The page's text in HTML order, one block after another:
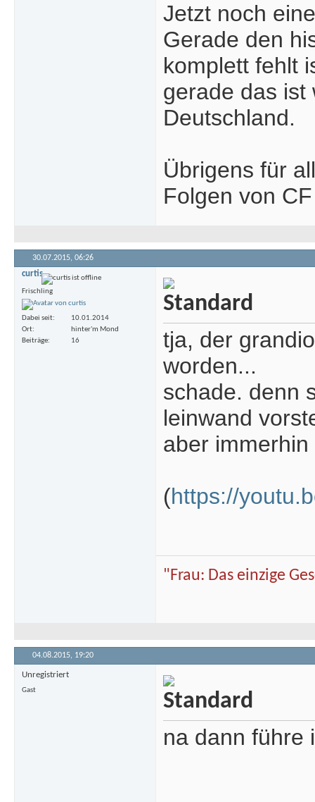
Jetzt noch
Gerade den
komplett fehlt
gerade das ist
Deutschland.
Übrigens für
Folgen von
30.07.2015, 06:26
curtis
Frischling
Dabei seit
10.01.2014
Ort
hinter'm Mond
Beiträge
16
tja, der
worden...
schade. denn
leinwand
aber
(https://
"Frau: Das einzige
04.08.2015, 19:20
Unregistriert
Gast
na dann führe